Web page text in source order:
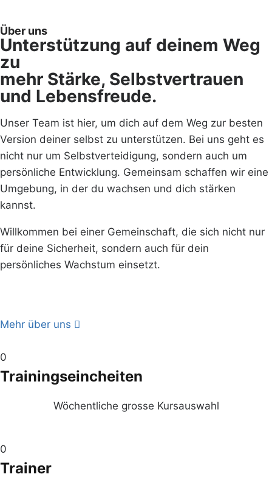
Über uns
Unterstützung auf deinem Weg
zu
mehr Stärke, Selbstvertrauen
und Lebensfreude.
Unser Team ist hier, um dich auf dem Weg zur besten
Version deiner selbst zu unterstützen. Bei uns geht es
nicht nur um Selbstverteidigung, sondern auch um
persönliche Entwicklung. Gemeinsam schaffen wir eine
Umgebung, in der du wachsen und dich stärken
kannst.
Willkommen bei einer Gemeinschaft, die sich nicht nur
für deine Sicherheit, sondern auch für dein
persönliches Wachstum einsetzt.
Mehr über uns
0
Trainingseincheiten
Wöchentliche grosse Kursauswahl
0
Trainer